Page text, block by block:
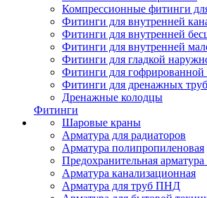
Компрессионные фитинги
Фитинги для внутренней
Фитинги для внутренней
Фитинги для внутренней
Фитинги для гладкой
Фитинги для гофрированной
Фитинги для дренажных труб
Дренажные колодцы
Фитинги
Шаровые краны
Арматура для радиаторов
Арматура полипропиленовая
Предохранительная
Арматура канализационная
Арматура для труб ПНД